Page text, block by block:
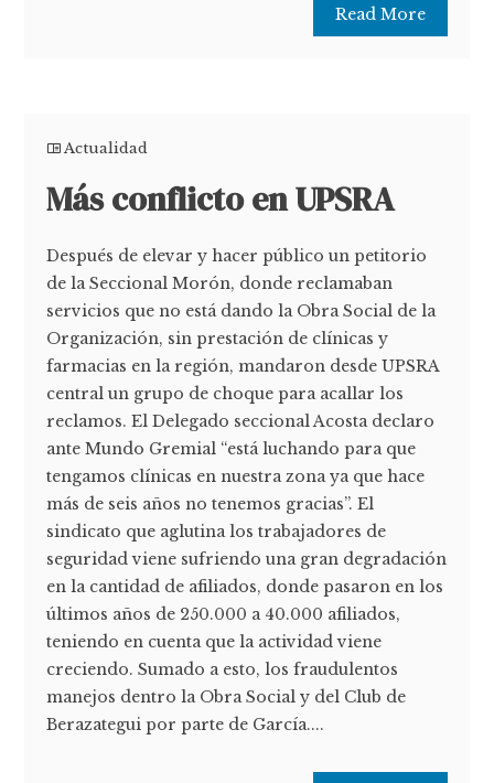
Read More
Actualidad
Más conflicto en UPSRA
Después de elevar y hacer público un petitorio
de la Seccional Morón, donde reclamaban
servicios que no está dando la Obra Social de la
Organización, sin prestación de clínicas y
farmacias en la región, mandaron desde UPSRA
central un grupo de choque para acallar los
reclamos. El Delegado seccional Acosta declaro
ante Mundo Gremial “está luchando para que
tengamos clínicas en nuestra zona ya que hace
más de seis años no tenemos gracias”. El
sindicato que aglutina los trabajadores de
seguridad viene sufriendo una gran degradación
en la cantidad de afiliados, donde pasaron en los
últimos años de 250.000 a 40.000 afiliados,
teniendo en cuenta que la actividad viene
creciendo. Sumado a esto, los fraudulentos
manejos dentro la Obra Social y del Club de
Berazategui por parte de García....